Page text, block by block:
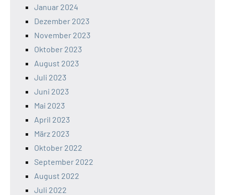
Januar 2024
Dezember 2023
November 2023
Oktober 2023
August 2023
Juli 2023
Juni 2023
Mai 2023
April 2023
März 2023
Oktober 2022
September 2022
August 2022
Juli 2022